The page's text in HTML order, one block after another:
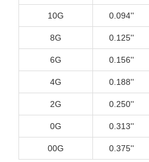
10G 0.094''
8G 0.125''
6G 0.156''
4G 0.188''
2G 0.250''
0G 0.313''
00G 0.375''